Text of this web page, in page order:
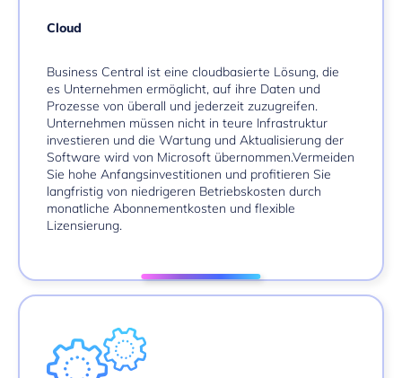
Cloud
Business Central ist eine cloudbasierte Lösung, die
es Unternehmen ermöglicht, auf ihre Daten und
Prozesse von überall und jederzeit zuzugreifen.
Unternehmen müssen nicht in teure Infrastruktur
investieren und die Wartung und Aktualisierung der
Software wird von Microsoft übernommen.Vermeiden
Sie hohe Anfangsinvestitionen und profitieren Sie
langfristig von niedrigeren Betriebskosten durch
monatliche Abonnementkosten und flexible
Lizensierung.